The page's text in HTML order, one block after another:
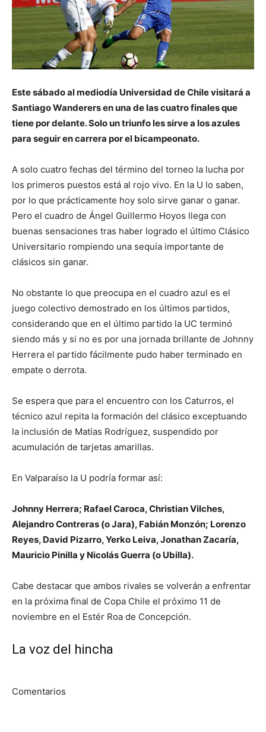
Este sábado al mediodía Universidad de Chile visitará a
Santiago Wanderers en una de las cuatro finales que
tiene por delante. Solo un triunfo les sirve a los azules
para seguir en carrera por el bicampeonato.
A solo cuatro fechas del término del torneo la lucha por
los primeros puestos está al rojo vivo. En la U lo saben,
por lo que prácticamente hoy solo sirve ganar o ganar.
Pero el cuadro de Ángel Guillermo Hoyos llega con
buenas sensaciones tras haber logrado el último Clásico
Universitario rompiendo una sequía importante de
clásicos sin ganar.
No obstante lo que preocupa en el cuadro azul es el
juego colectivo demostrado en los últimos partidos,
considerando que en el último partido la UC terminó
siendo más y si no es por una jornada brillante de Johnny
Herrera el partido fácilmente pudo haber terminado en
empate o derrota.
Se espera que para el encuentro con los Caturros, el
técnico azul repita la formación del clásico exceptuando
la inclusión de Matías Rodríguez, suspendido por
acumulación de tarjetas amarillas.
En Valparaíso la U podría formar así:
Johnny Herrera; Rafael Caroca, Christian Vilches,
Alejandro Contreras (o Jara), Fabián Monzón; Lorenzo
Reyes, David Pizarro, Yerko Leiva, Jonathan Zacaría,
Mauricio Pinilla y Nicolás Guerra (o Ubilla).
Cabe destacar que ambos rivales se volverán a enfrentar
en la próxima final de Copa Chile el próximo 11 de
noviembre en el Estér Roa de Concepción.
La voz del hincha
Comentarios